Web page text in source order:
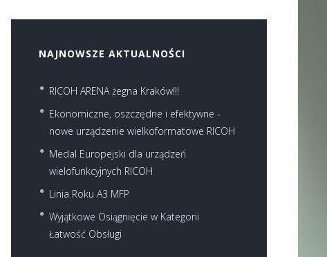
NAJNOWSZE AKTUALNOŚCI
RICOH ARENA żegna Kraków!!!
Ekonomiczne, oszczędne i efektywne -
nowe urządzenie wielkoformatowe RICOH
Medal Europejski dla urządzeń
wielofunkcyjnych RICOH
Linia Roku A3 MFP
Wyjątkowe Osiągnięcie w Kategorii
Łatwość Obsługi